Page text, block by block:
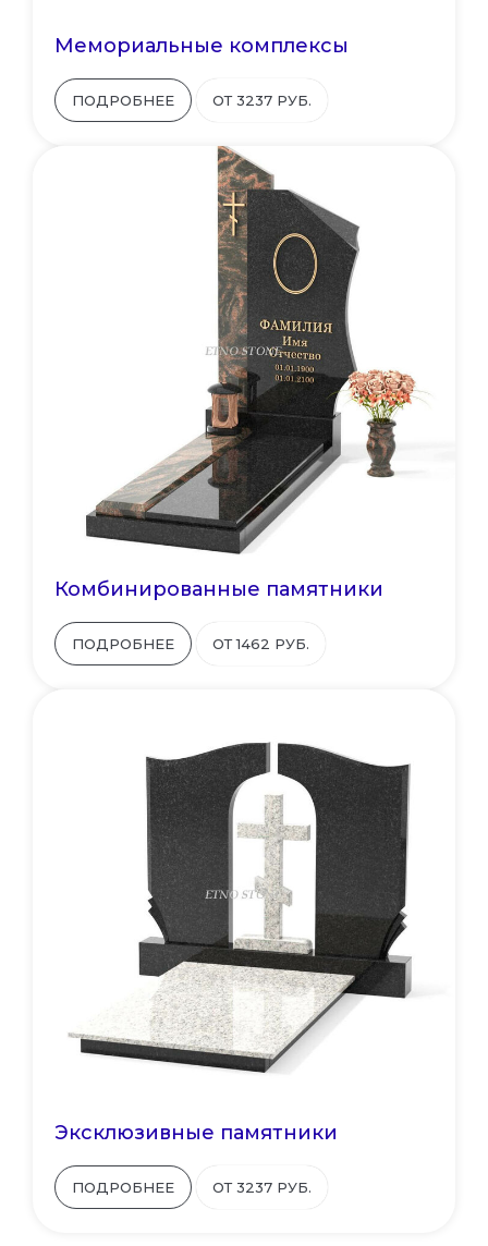
Мемориальные комплексы
ПОДРОБНЕЕ ОТ 3237 РУБ.
Комбинированные памятники
ПОДРОБНЕЕ ОТ 1462 РУБ.
Эксклюзивные памятники
ПОДРОБНЕЕ ОТ 3237 РУБ.